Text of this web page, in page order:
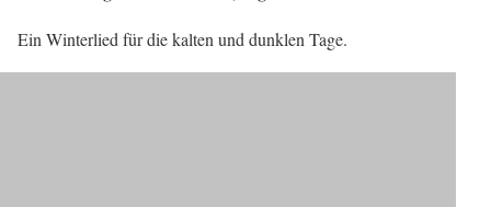
Ein Winterlied für die kalten und dunklen Tage.